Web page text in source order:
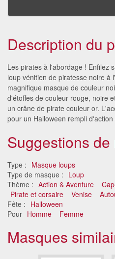
Description du
Les pirates à l'abordage ! Enfilez
loup vénitien de piratesse noire à
magnifique masque de couleur
d'étoffes de couleur rouge, noire
un crâne de pirate couleur or.
pour un Halloween rempli
Suggestions
Type : Masque loups
Type de masque : Loup
Thème : Action & Aventure
Pirate et corsaire
Venise
Fête : Halloween
Pour Homme Femme
Masques